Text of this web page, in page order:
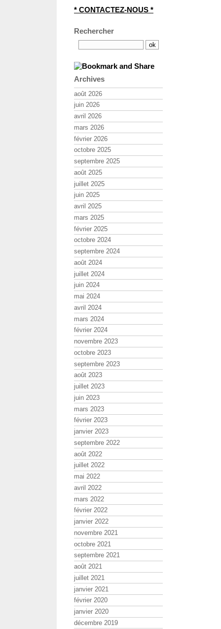
* CONTACTEZ-NOUS *
Rechercher
Archives
août 2026
juin 2026
avril 2026
mars 2026
février 2026
octobre 2025
septembre 2025
août 2025
juillet 2025
juin 2025
avril 2025
mars 2025
février 2025
octobre 2024
septembre 2024
août 2024
juillet 2024
juin 2024
mai 2024
avril 2024
mars 2024
février 2024
novembre 2023
octobre 2023
septembre 2023
août 2023
juillet 2023
juin 2023
mars 2023
février 2023
janvier 2023
septembre 2022
août 2022
juillet 2022
mai 2022
avril 2022
mars 2022
février 2022
janvier 2022
novembre 2021
octobre 2021
septembre 2021
août 2021
juillet 2021
janvier 2021
février 2020
janvier 2020
décembre 2019